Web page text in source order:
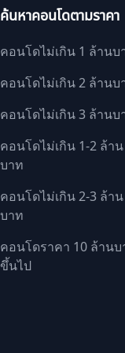
ค้นหาคอนโดตามราคา
คอนโดไม่เกิน 1 ล้านบ
คอนโดไม่เกิน 2 ล้านบ
คอนโดไม่เกิน 3 ล้านบ
คอนโดไม่เกิน 1-2 ล้าน
บาท
คอนโดไม่เกิน 2-3 ล้าน
บาท
คอนโดราคา 10 ล้านบ
ขึ้นไป